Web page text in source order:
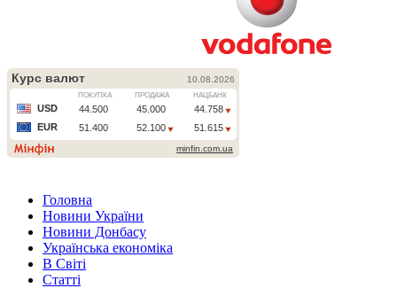
Головна
Новини України
Новини Донбасу
Українська економіка
В Світі
Статті